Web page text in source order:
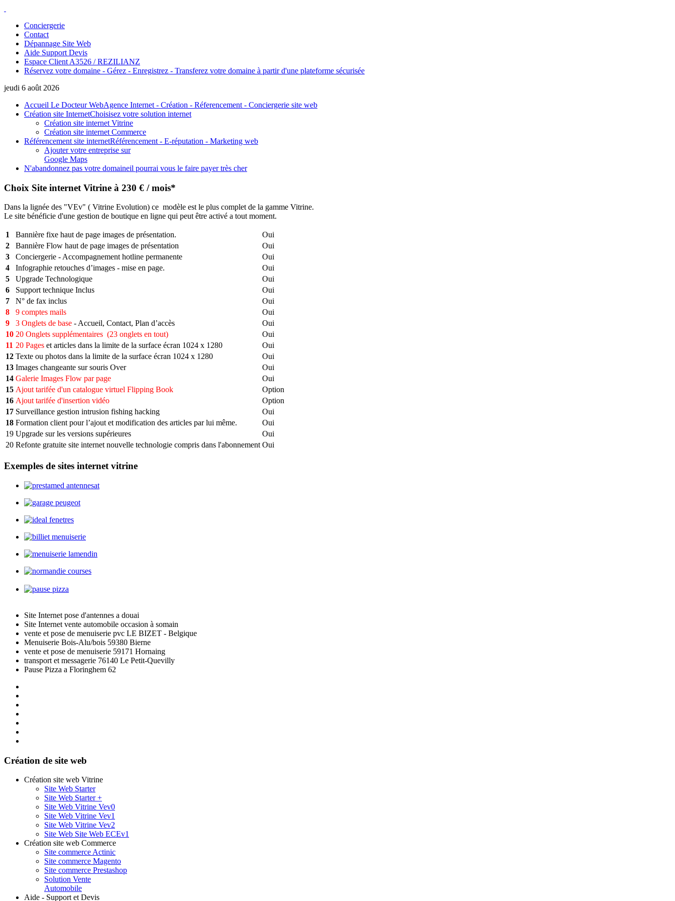
Conciergerie
Contact
Dépannage Site Web
Aide Support Devis
Espace Client A3526 / REZILIANZ
Réservez votre domaine - Gérez - Enregistrez - Transferez votre domaine à partir d'une plateforme sécurisée
jeudi 6 août 2026
Accueil Le Docteur WebAgence Internet - Création - Réferencement - Conciergerie site web
Création site InternetChoisisez votre solution internet
Création site internet Vitrine
Création site internet Commerce
Référencement site internetRéférencement - E-réputation - Marketing web
Ajouter votre entreprise sur
Google Maps
N'abandonnez pas votre domaineil pourrai vous le faire payer très cher
Choix Site internet Vitrine à 230 € / mois*
Dans la lignée des "VEv" ( Vitrine Evolution) ce modèle est le plus complet de la gamme Vitrine.
Le site bénéficie d'une gestion de boutique en ligne qui peut être activé a tout moment.
1 Bannière fixe haut de page images de présentation.
Oui
2
Bannière Flow haut de page images de présentation
Oui
3
Conciergerie - Accompagnement hotline permanente
Oui
4
Infographie retouches d’images - mise en page.
Oui
5
Upgrade Technologique
Oui
6
Support technique Inclus
Oui
7
N° de fax inclus
Oui
8
9 comptes mails
Oui
9
3 Onglets de base - Accueil, Contact, Plan d’accès
Oui
10 20 Onglets supplémentaires (23 onglets en tout)
Oui
11 20 Pages et articles dans la limite de la surface écran 1024 x 1280
Oui
12 Texte ou photos dans la limite de la surface écran 1024 x 1280
Oui
13 Images changeante sur souris Over
Oui
14 Galerie Images Flow par page
Oui
15 Ajout tarifée d'un catalogue virtuel Flipping Book
Option
16 Ajout tarifée d'insertion vidéo
Option
17 Surveillance gestion intrusion fishing hacking
Oui
18 Formation client pour l’ajout et modification des articles par lui même.
Oui
19 Upgrade sur les versions supérieures
Oui
20 Refonte gratuite site internet nouvelle technologie compris dans l'abonnement Oui
Exemples de sites internet vitrine
Site Internet pose d'antennes a douai
Site Internet vente automobile occasion à somain
vente et pose de menuiserie pvc LE BIZET - Belgique
Menuiserie Bois-Alu/bois 59380 Bierne
vente et pose de menuiserie 59171 Hornaing
transport et messagerie 76140 Le Petit-Quevilly
Pause Pizza a Floringhem 62
Création de site web
Création site web Vitrine
Site Web Starter
Site Web Starter +
Site Web Vitrine Vev0
Site Web Vitrine Vev1
Site Web Vitrine Vev2
Site Web Site Web ECEv1
Création site web Commerce
Site commerce Actinic
Site commerce Magento
Site commerce Prestashop
Solution Vente
Automobile
Aide - Support et Devis